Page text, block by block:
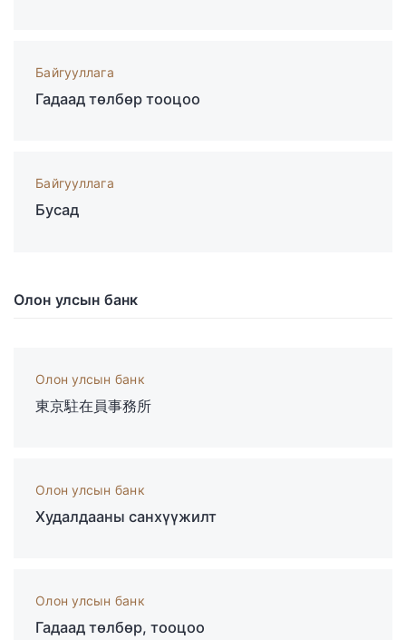
Байгууллага
Гадаад төлбөр тооцоо
Байгууллага
Бусад
Олон улсын банк
Олон улсын банк
東京駐在員事務所
Олон улсын банк
Худалдааны санхүүжилт
Олон улсын банк
Гадаад төлбөр, тооцоо